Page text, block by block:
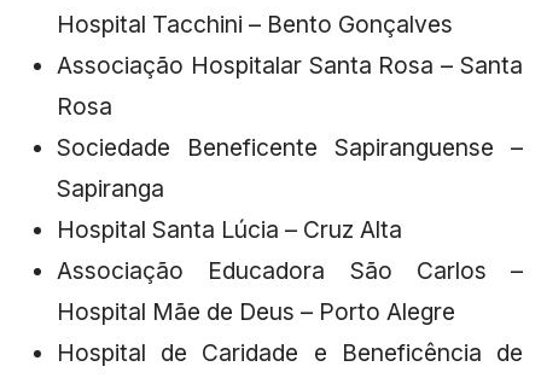
Hospital Tacchini – Bento Gonçalves
Associação Hospitalar Santa Rosa – Santa
Rosa
Sociedade Beneficente Sapiranguense –
Sapiranga
Hospital Santa Lúcia – Cruz Alta
Associação Educadora São Carlos –
Hospital Mãe de Deus – Porto Alegre
Hospital de Caridade e Beneficência de